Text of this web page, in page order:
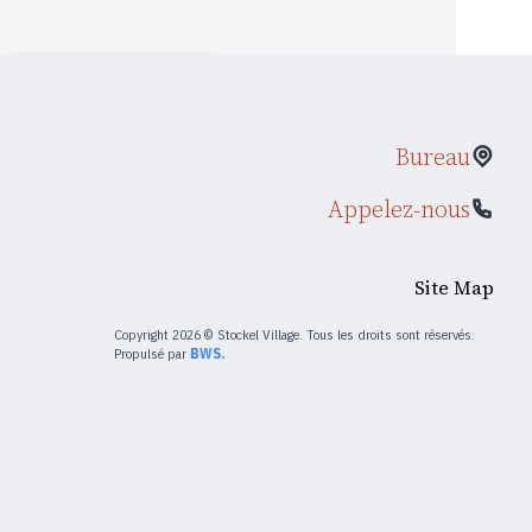
Bureau
Appelez-nous
Site Map
Copyright 2026 © Stockel Village. Tous les droits sont réservés.
Propulsé par BWS.